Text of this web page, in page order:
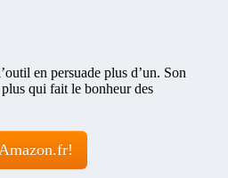
en persuade plus d’un. Son
qui fait le bonheur des